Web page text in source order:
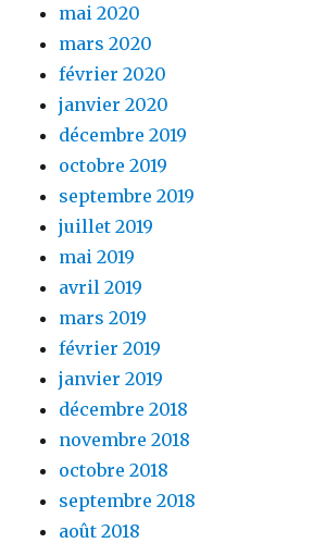
mai 2020
mars 2020
février 2020
janvier 2020
décembre 2019
octobre 2019
septembre 2019
juillet 2019
mai 2019
avril 2019
mars 2019
février 2019
janvier 2019
décembre 2018
novembre 2018
octobre 2018
septembre 2018
août 2018